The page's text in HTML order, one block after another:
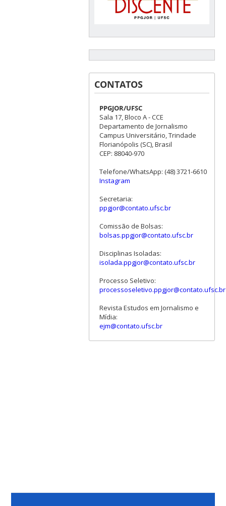
CONTATOS
PPGJOR/UFSC
Sala 17, Bloco A - CCE
Departamento de Jornalismo
Campus Universitário, Trindade
Florianópolis (SC), Brasil
CEP: 88040-970
Telefone/WhatsApp: (48) 3721-6610
Instagram
Secretaria:
ppgjor@contato.ufsc.br
Comissão de Bolsas:
bolsas.ppgjor@contato.ufsc.br
Disciplinas Isoladas:
isolada.ppgjor@contato.ufsc.br
Processo Seletivo:
processoseletivo.ppgjor@contato.ufsc.br
Revista Estudos em Jornalismo e
Mídia:
ejm@contato.ufsc.br